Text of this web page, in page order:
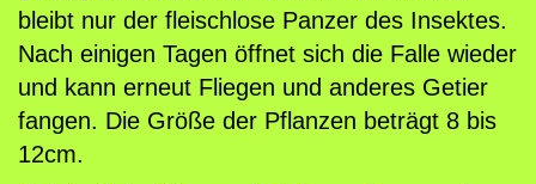
u
l
a
,
S
bleibt nur der fleischlose Panzer des Insektes.
Nach einigen Tagen öffnet sich die Falle wieder
und kann erneut Fliegen und anderes Getier
fangen. Die Größe der Pflanzen beträgt 8 bis
12cm.